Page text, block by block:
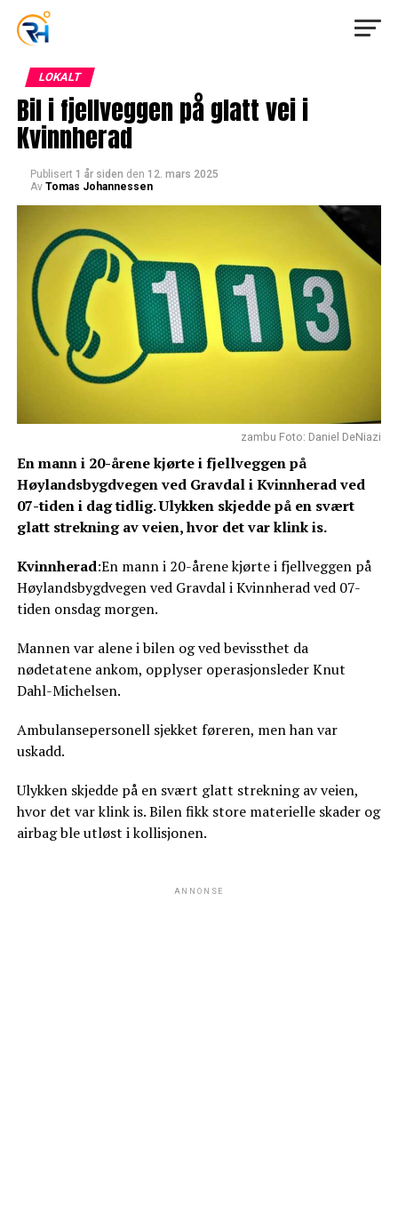
LOKALT
Bil i fjellveggen på glatt vei i
Kvinnherad
Publisert 1 år siden den 12. mars 2025
Av Tomas Johannessen
zambu Foto: Daniel DeNiazi
En mann i 20-årene kjørte i fjellveggen på
Høylandsbygdvegen ved Gravdal i Kvinnherad ved
07-tiden i dag tidlig. Ulykken skjedde på en svært
glatt strekning av veien, hvor det var klink is.
Kvinnherad:En mann i 20-årene kjørte i fjellveggen på
Høylandsbygdvegen ved Gravdal i Kvinnherad ved 07-
tiden onsdag morgen.
Mannen var alene i bilen og ved bevissthet da
nødetatene ankom, opplyser operasjonsleder Knut
Dahl-Michelsen.
Ambulansepersonell sjekket føreren, men han var
uskadd.
Ulykken skjedde på en svært glatt strekning av veien,
hvor det var klink is. Bilen fikk store materielle skader og
airbag ble utløst i kollisjonen.
ANNONSE